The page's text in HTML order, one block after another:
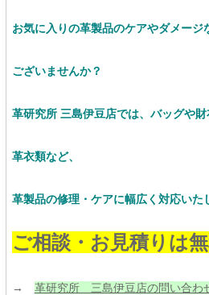
お気に入りの革製品のケアやダメージ
ございませんか？
革研究所 三島伊豆店では、バッグや
革衣類など、
革製品の修理・ケアに幅広く対応い
ご相談・お見積りは
→ 革研究所 三島伊豆店の問い合わ